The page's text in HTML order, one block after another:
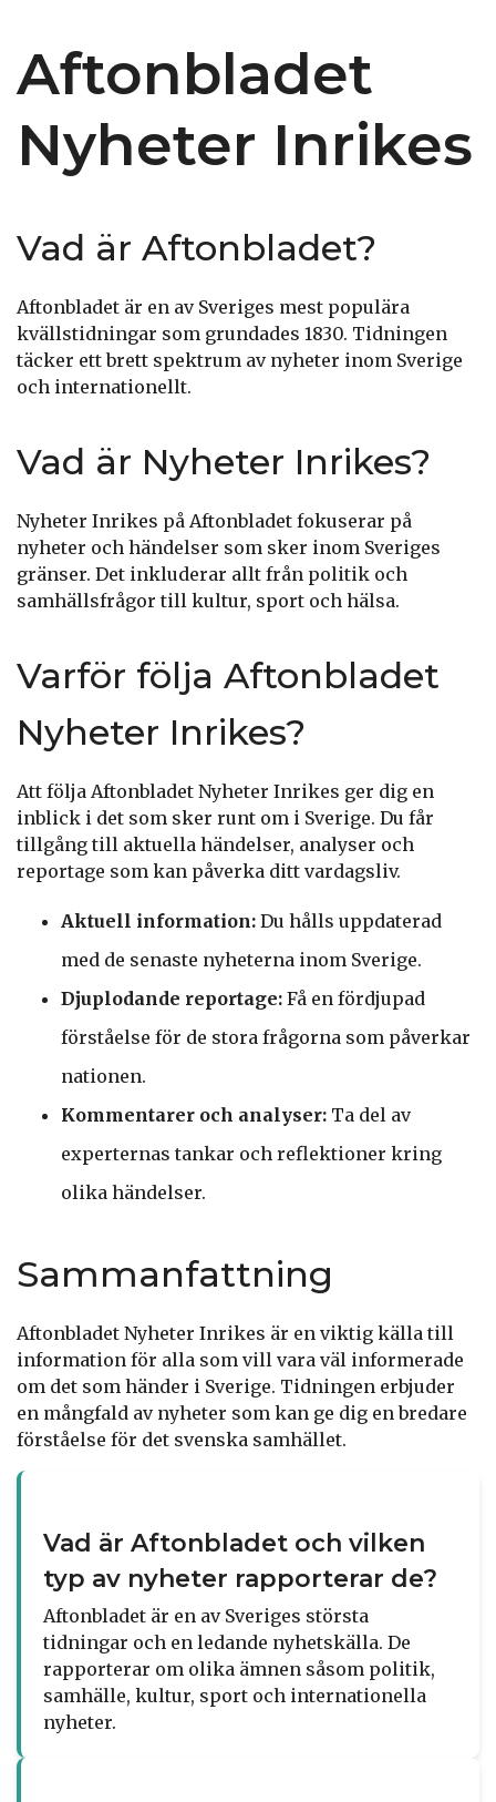
Aftonbladet
Nyheter Inrikes
Vad är Aftonbladet?
Aftonbladet är en av Sveriges mest populära
kvällstidningar som grundades 1830. Tidningen
täcker ett brett spektrum av nyheter inom Sverige
och internationellt.
Vad är Nyheter Inrikes?
Nyheter Inrikes på Aftonbladet fokuserar på
nyheter och händelser som sker inom Sveriges
gränser. Det inkluderar allt från politik och
samhällsfrågor till kultur, sport och hälsa.
Varför följa Aftonbladet
Nyheter Inrikes?
Att följa Aftonbladet Nyheter Inrikes ger dig en
inblick i det som sker runt om i Sverige. Du får
tillgång till aktuella händelser, analyser och
reportage som kan påverka ditt vardagsliv.
Aktuell information: Du hålls uppdaterad
med de senaste nyheterna inom Sverige.
Djuplodande reportage: Få en fördjupad
förståelse för de stora frågorna som påverkar
nationen.
Kommentarer och analyser: Ta del av
experternas tankar och reflektioner kring
olika händelser.
Sammanfattning
Aftonbladet Nyheter Inrikes är en viktig källa till
information för alla som vill vara väl informerade
om det som händer i Sverige. Tidningen erbjuder
en mångfald av nyheter som kan ge dig en bredare
förståelse för det svenska samhället.
Vad är Aftonbladet och vilken
typ av nyheter rapporterar de?
Aftonbladet är en av Sveriges största
tidningar och en ledande nyhetskälla. De
rapporterar om olika ämnen såsom politik,
samhälle, kultur, sport och internationella
nyheter.